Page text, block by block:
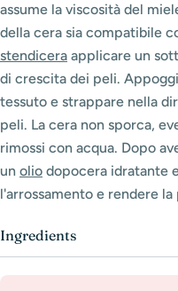
assume la viscosità del
della cera sia compatibile
stendicera applicare un
di crescita dei peli.
tessuto e strappare nella
peli. La cera non sporca,
rimossi con acqua. Dopo
un olio dopocera idratante
l'arrossamento e rendere
Ingredients